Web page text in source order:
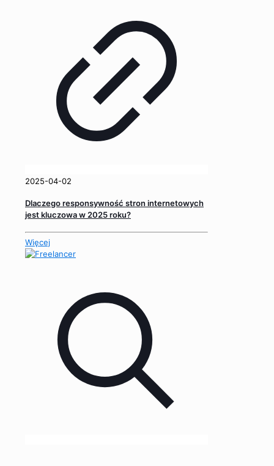
2025-04-02
Dlaczego responsywność stron internetowych
jest kluczowa w 2025 roku?
Więcej